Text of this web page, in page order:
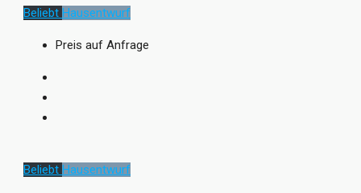
Beliebt Hausentwurf
Preis auf Anfrage
Beliebt Hausentwurf